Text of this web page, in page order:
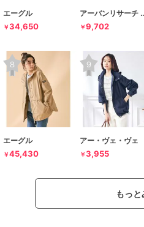
エーグル
￥34,650
アーバン
￥9,702
エーグル
￥45,430
アー・ヴェ・ヴェ
￥3,955
もっと